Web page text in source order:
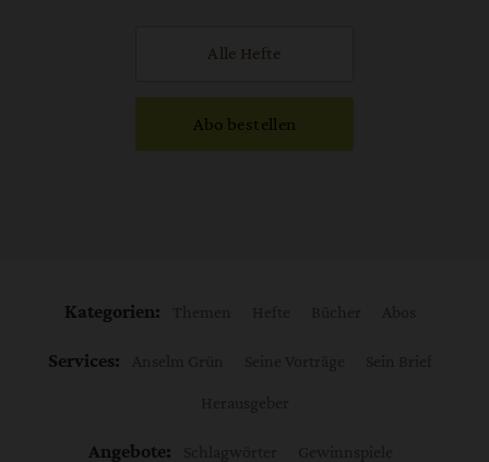
Alle Hefte
Abo bestellen
Kategorien:
Services:
Angebote: